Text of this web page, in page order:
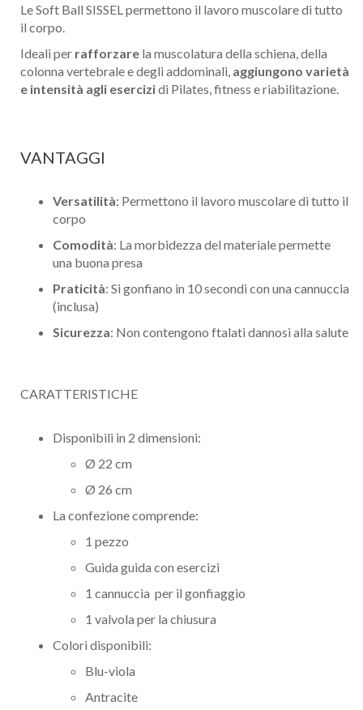
Le Soft Ball SISSEL permettono il lavoro muscolare di tutto
il corpo.
Ideali per rafforzare la muscolatura della schiena, della
colonna vertebrale e degli addominali, aggiungono varietà
e intensità agli esercizidi Pilates, fitness e riabilitazione.
VANTAGGI
Versatilità: Permettono il lavoro muscolare di tutto il
corpo
Comodità: La morbidezza del materiale permette
una buona presa
Praticità: Si gonfiano in 10 secondi con una cannuccia
(inclusa)
Sicurezza: Non contengono ftalati dannosi alla salute
CARATTERISTICHE
Disponibili in 2 dimensioni:
Ø 22 cm
Ø 26 cm
La confezione comprende:
1 pezzo​
Guida guida con esercizi
1 cannuccia per il gonfiaggio
1 valvola per la chiusura
Colori disponibili:
Blu-viola
Antracite